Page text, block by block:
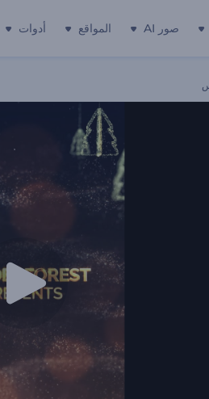
صور AI المواقع أدوات